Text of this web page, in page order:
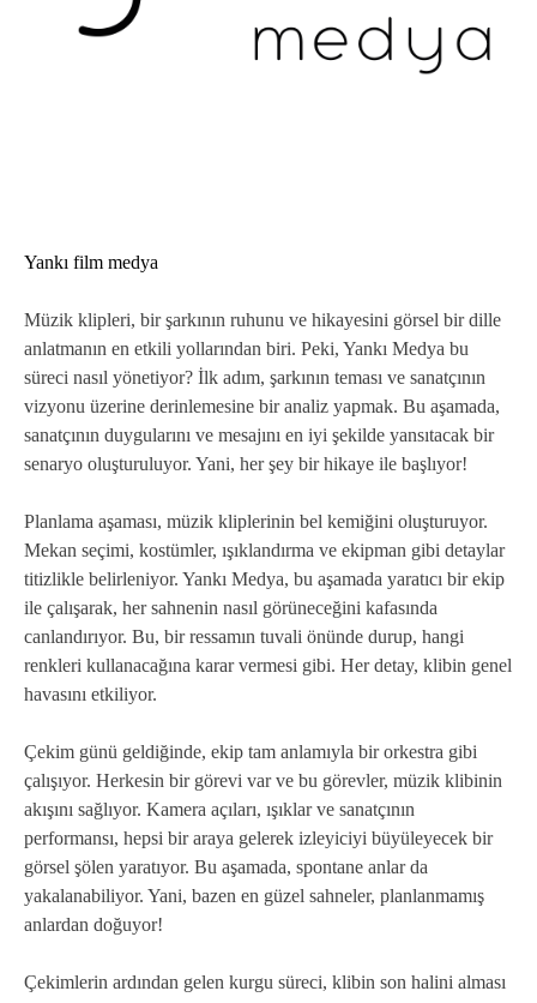
Yankı film medya
Müzik klipleri, bir şarkının ruhunu ve hikayesini görsel bir dille
anlatmanın en etkili yollarından biri. Peki, Yankı Medya bu
süreci nasıl yönetiyor? İlk adım, şarkının teması ve sanatçının
vizyonu üzerine derinlemesine bir analiz yapmak. Bu aşamada,
sanatçının duygularını ve mesajını en iyi şekilde yansıtacak bir
senaryo oluşturuluyor. Yani, her şey bir hikaye ile başlıyor!
Planlama aşaması, müzik kliplerinin bel kemiğini oluşturuyor.
Mekan seçimi, kostümler, ışıklandırma ve ekipman gibi detaylar
titizlikle belirleniyor. Yankı Medya, bu aşamada yaratıcı bir ekip
ile çalışarak, her sahnenin nasıl görüneceğini kafasında
canlandırıyor. Bu, bir ressamın tuvali önünde durup, hangi
renkleri kullanacağına karar vermesi gibi. Her detay, klibin genel
havasını etkiliyor.
Çekim günü geldiğinde, ekip tam anlamıyla bir orkestra gibi
çalışıyor. Herkesin bir görevi var ve bu görevler, müzik klibinin
akışını sağlıyor. Kamera açıları, ışıklar ve sanatçının
performansı, hepsi bir araya gelerek izleyiciyi büyüleyecek bir
görsel şölen yaratıyor. Bu aşamada, spontane anlar da
yakalanabiliyor. Yani, bazen en güzel sahneler, planlanmamış
anlardan doğuyor!
Çekimlerin ardından gelen kurgu süreci, klibin son halini alması